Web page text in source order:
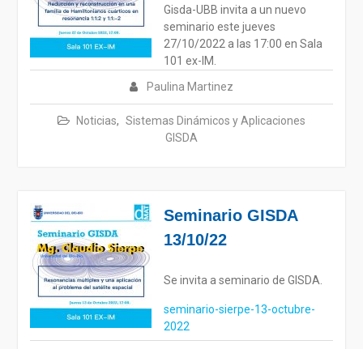
Paulina Martinez
Noticias, Sistemas Dinámicos y Aplicaciones
GISDA
Gisda-UBB invita a un nuevo
seminario este jueves
27/10/2022 a las 17:00 en Sala
101 ex-IM.
Seminario GISDA
13/10/22
Se invita a seminario de GISDA.
seminario-sierpe-13-octubre-
2022